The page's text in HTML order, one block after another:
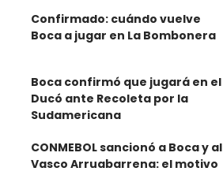
Confirmado: cuándo vuelve
Boca a jugar en La Bombonera
Boca confirmó que jugará en el
Ducó ante Recoleta por la
Sudamericana
CONMEBOL sancionó a Boca y al
Vasco Arruabarrena: el motivo